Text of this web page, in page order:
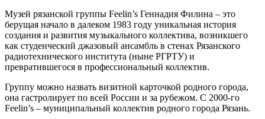
Музей рязанской группы Feelin’s Геннадия Филина – это
берущая начало в далеком 1983 году уникальная история
создания и развития музыкального коллектива, возникшего
как студенческий джазовый ансамбль в стенах Рязанского
радиотехнического института (ныне РГРТУ) и
превратившегося в профессиональный коллектив.
Группу можно назвать визитной карточкой родного города,
она гастролирует по всей России и за рубежом. С 2000-го
Feelin’s – муниципальный коллектив родного города Рязань.